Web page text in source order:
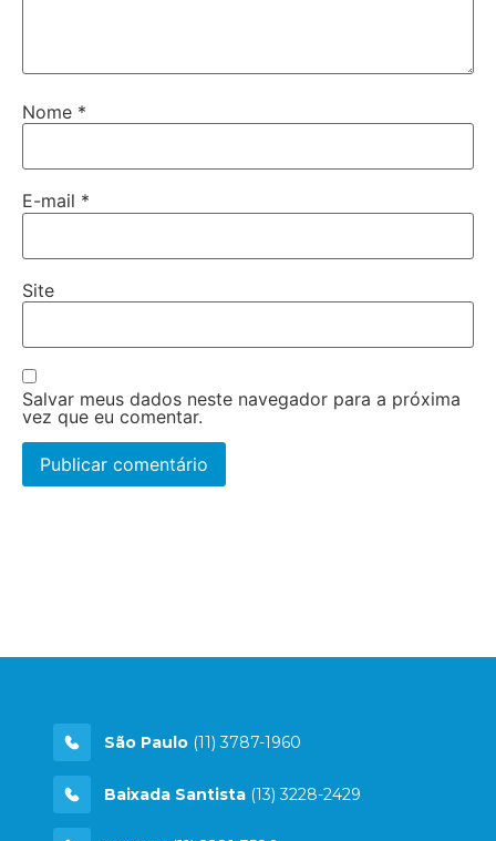
Nome *
E-mail *
Site
Salvar meus dados neste navegador para a próxima
vez que eu comentar.
São Paulo (11) 3787-1960
Baixada Santista (13) 3228-2429